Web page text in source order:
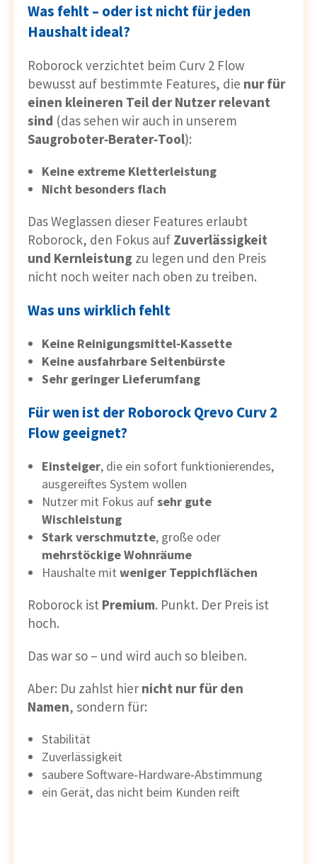
Was fehlt – oder ist nicht für jeden
Haushalt ideal?
Roborock verzichtet beim Curv 2 Flow
bewusst auf bestimmte Features, die nur für
einen kleineren Teil der Nutzer relevant
sind (das sehen wir auch in unserem
Saugroboter‑Berater‑Tool):
Keine extreme Kletterleistung
Nicht besonders flach
Das Weglassen dieser Features erlaubt
Roborock, den Fokus auf Zuverlässigkeit
und Kernleistung zu legen und den Preis
nicht noch weiter nach oben zu treiben.
Was uns wirklich fehlt
Keine Reinigungsmittel‑Kassette
Keine ausfahrbare Seitenbürste
Sehr geringer Lieferumfang
Für wen ist der Roborock Qrevo Curv 2
Flow geeignet?
Einsteiger, die ein sofort funktionierendes,
ausgereiftes System wollen
Nutzer mit Fokus aufsehr gute
Wischleistung
Stark verschmutzte, große oder
mehrstöckige Wohnräume
Haushalte mit weniger Teppichflächen
Roborock ist Premium. Punkt. Der Preis ist
hoch.
Das war so – und wird auch so bleiben.
Aber: Du zahlst hier nicht nur für den
Namen, sondern für:
Stabilität
Zuverlässigkeit
saubere Software‑Hardware‑Abstimmung
ein Gerät, das nicht beim Kunden reift